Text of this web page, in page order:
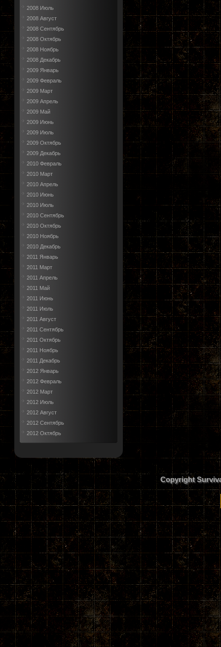
2008 Июль
2008 Август
2008 Сентябрь
2008 Октябрь
2008 Ноябрь
2008 Декабрь
2009 Январь
2009 Февраль
2009 Март
2009 Апрель
2009 Май
2009 Июнь
2009 Июль
2009 Октябрь
2009 Декабрь
2010 Февраль
2010 Март
2010 Апрель
2010 Июнь
2010 Июль
2010 Сентябрь
2010 Октябрь
2010 Ноябрь
2010 Декабрь
2011 Январь
2011 Март
2011 Апрель
2011 Май
2011 Июнь
2011 Июль
2011 Август
2011 Сентябрь
2011 Октябрь
2011 Ноябрь
2011 Декабрь
2012 Январь
2012 Февраль
2012 Март
2012 Июль
2012 Август
2012 Сентябрь
2012 Октябрь
Copyright